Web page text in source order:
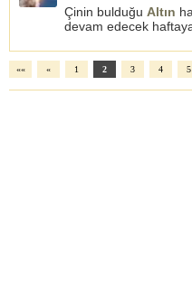
Çinin bulduğu Altın
devam edecek
«« « 1 2 3 4 5